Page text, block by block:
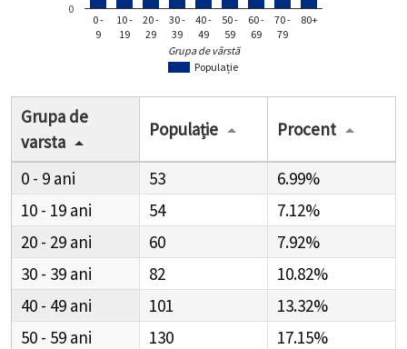
Populație
0 -
9
10 -
19
20 -
29
30 -
39
40 -
49
50 -
59
60 -
69
70 -
79
80+
0
Grupa de vârstă
Grupa de
varsta
Populație Procent
0 - 9 53
6.99%
10 - 19
54
7.12%
20 - 29
60
7.92%
30 - 39
82
10.82%
40 - 49
101
13.32%
50 - 59
130
17.15%